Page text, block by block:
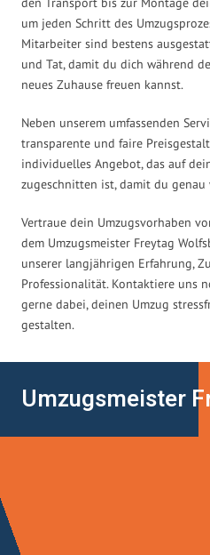
um jeden Schritt des
Mitarbeiter sind bestens
und Tat, damit du dich während
neues Zuhause freuen kannst.
Neben unserem umfassenden
transparente und faire
individuelles Angebot, das auf
zugeschnitten ist, damit du
Vertraue dein Umzugsvorhaben
dem Umzugsmeister Freytag
unserer langjährigen Erfahrung,
Professionalität. Kontaktiere uns
gerne dabei, deinen Umzug
gestalten.
Umzugsmeister